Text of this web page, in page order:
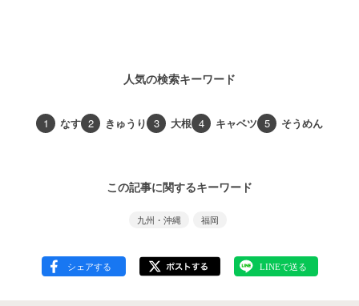
人気の検索キーワード
1 なす 2 きゅうり 3 大根 4 キャベツ 5 そうめん
この記事に関するキーワード
九州・沖縄 福岡